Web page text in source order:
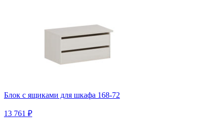
Блок с ящиками для шкафа 168-72
13 761 ₽